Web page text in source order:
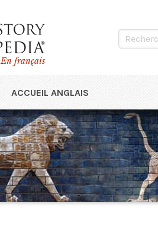
En français
ACCUEIL ANGLAIS